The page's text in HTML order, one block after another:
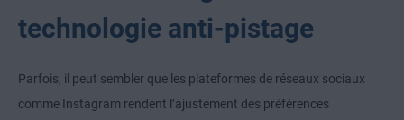
technologie anti-pistage
Parfois, il peut sembler que les plateformes de réseaux sociaux
comme Instagram rendent l’ajustement des préférences